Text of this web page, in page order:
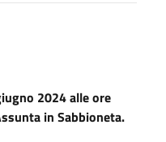
2024 alle ore
in Sabbioneta.